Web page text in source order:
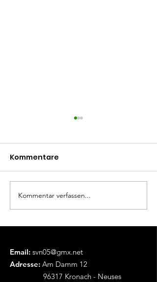
verdienter Heimsieg
Kommentare
Kommentar verfassen...
Email: svn05@gmx.net
Adresse: Am Damm 12
96317 Kronach - Neuses